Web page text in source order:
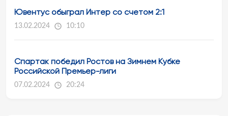
Ювентус обыграл Интер со счетом 2:1
13.02.2024 10:10
Спартак победил Ростов на Зимнем Кубке
Российской Премьер-лиги
07.02.2024 20:24